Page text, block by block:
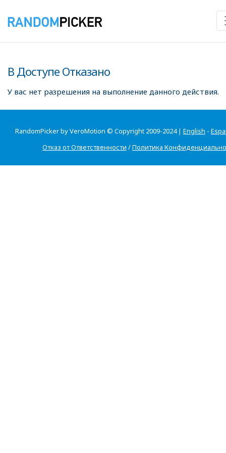
В Доступе Отказано
У вас нет разрешения на выполнение данного действия.
RandomPicker by VeroMotion © Copyright 2009-2024 | English -
Отказ от Ответственности /Политика